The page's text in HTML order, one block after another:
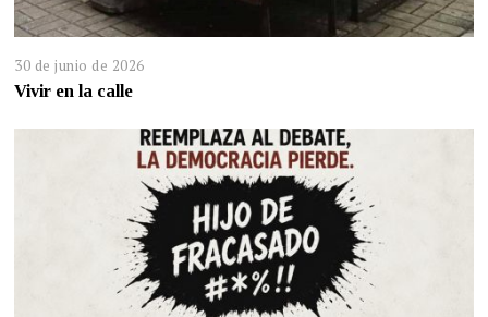
30 de junio de 2026
Vivir en la calle